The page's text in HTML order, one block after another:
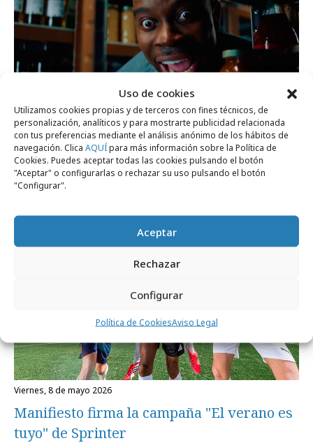
Uso de cookies
Utilizamos cookies propias y de terceros con fines técnicos, de
personalización, analíticos y para mostrarte publicidad relacionada
con tus preferencias mediante el análisis anónimo de los hábitos de
navegación. Clica AQUÍpara más información sobre la Política de
Cookies. Puedes aceptar todas las cookies pulsando el botón
"Aceptar" o configurarlas o rechazar su uso pulsando el botón
"Configurar".
Aceptar
Rechazar
Configurar
Política de CookiesAviso Legal
martes, 14 de julio 2026
Jumbo lanza el nuevo juego de mesa Match
My Beat
viernes, 8 de mayo 2026
Manifiesto firma la campaña "El verano es
tuyo" de Sprinter